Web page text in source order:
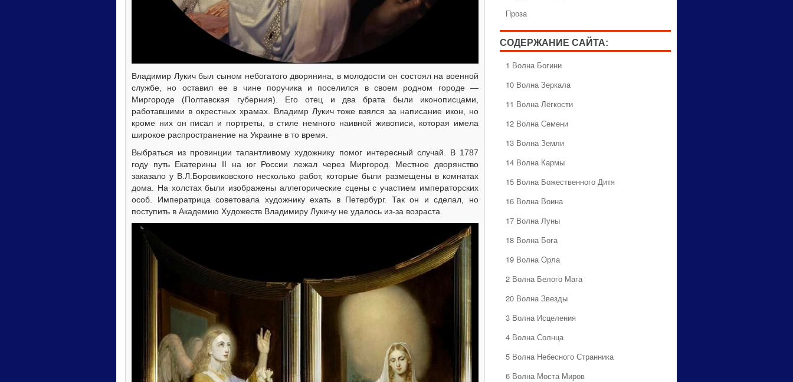
Владимир Лукич был сыном небогатого дворянина, в молодости он состоял на военной
службе, но оставил ее в чине поручика и поселился в своем родном городе —
Миргороде (Полтавская губерния). Его отец и два брата были иконописцами,
работавшими в окрестных храмах. Владимр Лукич тоже взялся за написание икон, но
кроме них он писал и портреты, в стиле немного наивной живописи, которая имела
широкое распространение на Украине в то время.
Выбраться из провинции талантливому художнику помог интересный случай. В 1787
году путь Екатерины II на юг России лежал через Миргород. Местное дворянство
заказало у В.Л.Боровиковского несколько работ, которые были размещены в комнатах
дома. На холстах были изображены аллегорические сцены с участием императорских
особ. Императрица советовала художнику ехать в Петербург. Так он и сделал, но
поступить в Академию Художеств Владимиру Лукичу не удалось из-за возраста.
Проза
СОДЕРЖАНИЕ САЙТА:
1 Волна Богини
10 Волна Зеркала
11 Волна Лёгкости
12 Волна Семени
13 Волна Земли
14 Волна Кармы
15 Волна Божественного Дитя
16 Волна Воина
17 Волна Луны
18 Волна Бога
19 Волна Орла
2 Волна Белого Мага
20 Волна Звезды
3 Волна Исцеления
4 Волна Солнца
5 Волна Небесного Странника
6 Волна Моста Миров